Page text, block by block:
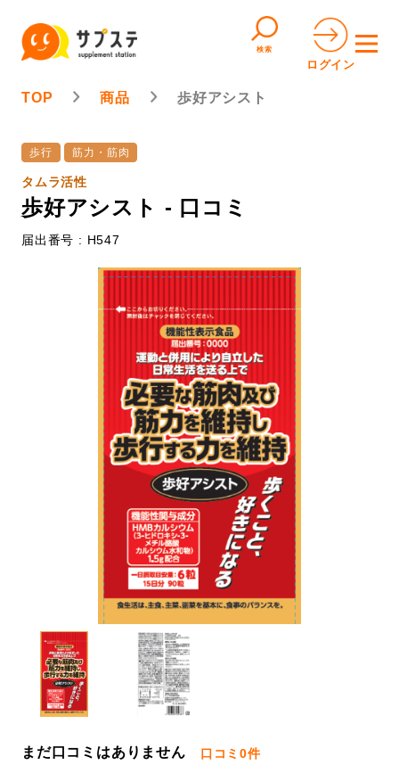
検索
ログイン
TOP 商品 歩好アシスト
歩行 筋力・筋肉
タムラ活性
歩好アシスト - 口コミ
届出番号 : H547
まだ口コミはありません 口コミ0件